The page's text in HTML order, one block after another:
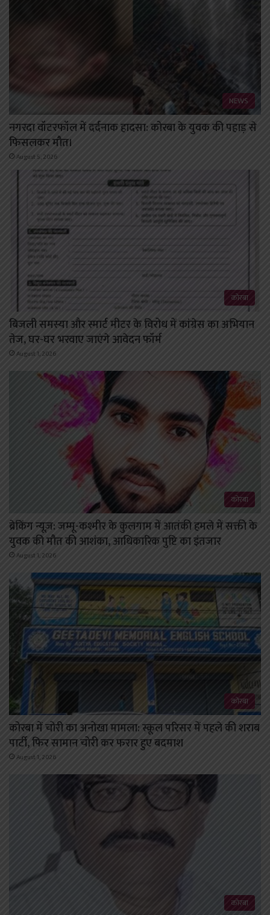
NEWS
नगरदा वॉटरफॉल में दर्दनाक हादसा: कोरबा के युवक की पहाड़ से
फिसलकर मौत।
August 5, 2026
कोरबा
बिजली समस्या और स्मार्ट मीटर के विरोध में कांग्रेस का अभियान
तेज, घर-घर भरवाए जाएंगे आवेदन फॉर्म
August 1, 2026
कोरबा
ब्रेकिंग न्यूज़: जम्मू-कश्मीर के कुलगाम में आतंकी हमले में सक्ती के
युवक की मौत की आशंका, आधिकारिक पुष्टि का इंतजार
August 1, 2026
कोरबा
कोरबा में चोरी का अनोखा मामला: स्कूल परिसर में पहले की शराब
पार्टी, फिर सामान चोरी कर फरार हुए बदमाश
August 1, 2026
कोरबा